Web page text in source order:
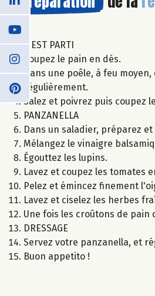
C'EST PARTI
Coupez le pain en dés.
Dans une poêle, à feu
régulièrement.
Salez et poivrez puis coupez
PANZANELLA
Dans un saladier, préparez
Mélangez le vinaigre
Égouttez les lupins.
Lavez et coupez les tomates
Pelez et émincez finement
Lavez et ciselez les herbes
Une fois les croûtons de pain
DRESSAGE
Servez votre panzanella, et
Buon appetito !